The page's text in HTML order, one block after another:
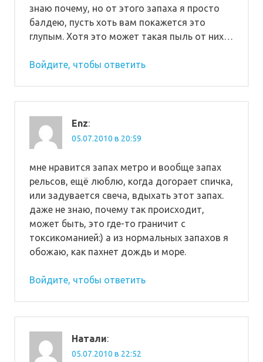
знаю почему, но от этого запаха я просто
балдею, пусть хоть вам покажется это
глупым. Хотя это может такая пыль от них…
Войдите, чтобы ответить
Enz:
05.07.2010 в 20:59
мне нравится запах метро и вообще запах
рельсов, ещё люблю, когда догорает спичка,
или задувается свеча, вдыхать этот запах.
даже не знаю, почему так происходит,
может быть, это где-то граничит с
токсикоманией:) а из нормальных запахов я
обожаю, как пахнет дождь и море.
Войдите, чтобы ответить
Натали:
05.07.2010 в 22:52